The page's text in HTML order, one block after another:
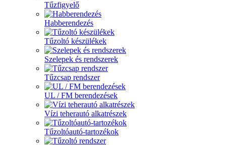
Tűzfigyelő
Habberendezés
Tűzoltó készülékek
Szelepek és rendszerek
Tűzcsap rendszer
UL / FM berendezések
Vízi teherautó alkatrészek
Tűzoltóautó-tartozékok